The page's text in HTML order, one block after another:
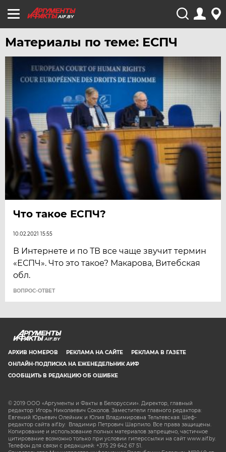
AIF.BY
Материалы по теме: ЕСПЧ
Что такое ЕСПЧ?
10.02.2021 15:55
В Интернете и по ТВ все чаще звучит термин
«ЕСПЧ». Что это такое? Макарова, Витебская
обл.
ВОПРОС-ОТВЕТ
AIF.BY
АРХИВ НОМЕРОВ РЕКЛАМА НА САЙТЕ
РЕКЛАМА В ГАЗЕТЕ
ОНЛАЙН-ПОДПИСКА НА ЕЖЕНЕДЕЛЬНИК АИФ
СООБЩИТЬ В РЕДАКЦИЮ ОБ ОШИБКЕ
© 2019 ООО «Аргументы и Факты в Белоруссии». Директор, главный
редактор: Игорь Николаевич Соколов. Заместители главного редактора:
Евгений Юрьевич Олейник и Юлия Владимировна Тельтевская. Шеф-
редактор сайта aif.by: Владимир Петрович Шарпило. Все права защищены.
Копирование и использование полных материалов запрещено, частичное
цитирование возможно только при условии гиперссылки на сайт www.aif.by.
Телефон для связи с редакцией: +375 29 642 67 51.